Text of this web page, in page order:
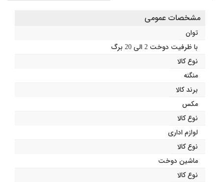
مشخصات عمومی
توان
با ظرفیت دوخت 2 الی 20 برگ
نوع کالا
منگنه
برند کالا
مکس
نوع کالا
لوازم اداری
نوع کالا
ماشین دوخت
نوع کالا